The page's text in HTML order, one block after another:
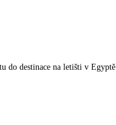
do destinace na letišti v